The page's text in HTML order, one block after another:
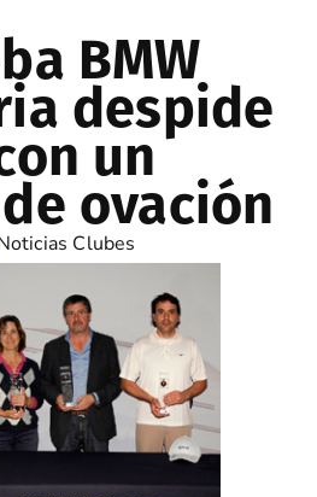
BMW
despide
un
ovación
Clubes